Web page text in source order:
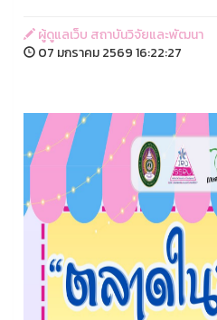
ผู้ดูแลเว็บ สถาบันวิจัยและพัฒนา
07 มกราคม 2569 16:22:27